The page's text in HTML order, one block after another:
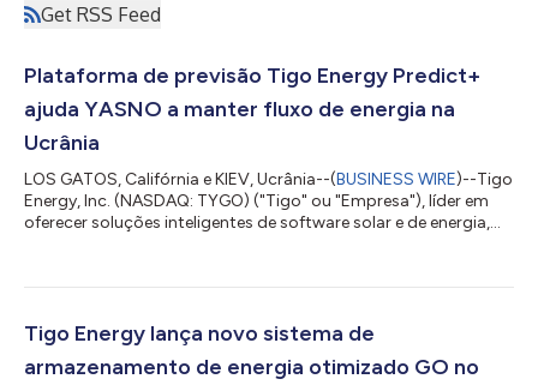
Get RSS Feed
Plataforma de previsão Tigo Energy Predict+
ajuda YASNO a manter fluxo de energia na
Ucrânia
LOS GATOS, Califórnia e KIEV, Ucrânia--(BUSINESS WIRE)--Tigo
Energy, Inc. (NASDAQ: TYGO) ("Tigo" ou "Empresa"), líder em
oferecer soluções inteligentes de software solar e de energia,
a implementar a plataforma Tigo Predict+. A plataforma AI
adaptarem aos desafios da demanda real, equilibrando fontes
de geração renovável e...
Tigo Energy lança novo sistema de
armazenamento de energia otimizado GO no